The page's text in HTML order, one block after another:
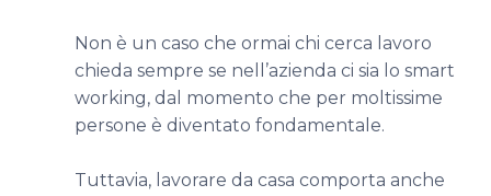
Non è un caso che ormai chi cerca lavoro
chieda sempre se nell’azienda ci sia lo smart
working, dal momento che per moltissime
persone è diventato fondamentale.
Tuttavia, lavorare da casa comporta anche